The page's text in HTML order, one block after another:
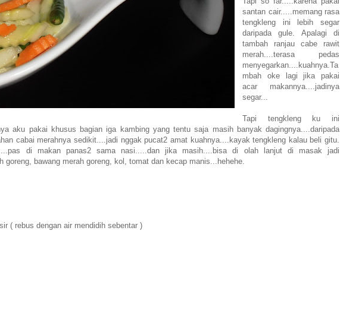
santan cair.....memang rasa
tengkleng ini lebih segar
daripada gule. Apalagi di
tambah ranjau cabe rawit
merah....terasa pedas
menyegarkan....kuahnya.Ta
mbah oke lagi jika pakai
acar makannya....jadinya
segar...
Tapi tengkleng ku ini
aku pakai khusus bagian iga kambing yang tentu saja masih banyak dagingnya....daripada
cabai merahnya sedikit....jadi nggak pucat2 amat kuahnya....kayak tengkleng kalau beli gitu.
di makan panas2 sama nasi.....dan jika masih....bisa di olah lanjut di masak jadi
goreng, bawang merah goreng, kol, tomat dan kecap manis...hehehe.
( rebus dengan air mendidih sebentar )